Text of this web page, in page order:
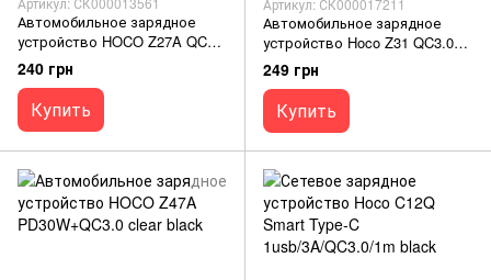
Автомобильное зарядное
устройство HOCO Z27A QC3.0
white
240 грн
Купить
Автомобильное зарядное
устройство Hoco Z31 QC3.0
Micro black
249 грн
Купить